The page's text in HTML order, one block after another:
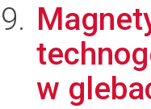
w